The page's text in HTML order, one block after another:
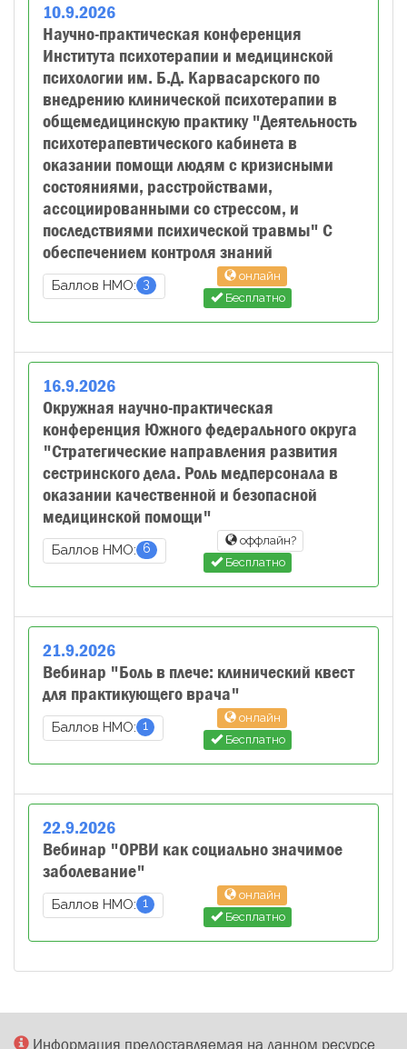
10.9.2026
Научно-практическая конференция
Института психотерапии и медицинской
психологии им. Б.Д. Карвасарского по
внедрению клинической психотерапии в
общемедицинскую практику "Деятельность
психотерапевтического кабинета в
оказании помощи людям с кризисными
состояниями, расстройствами,
ассоциированными со стрессом, и
последствиями психической травмы" С
обеспечением контроля знаний
Баллов НМО: 3
онлайн
Бесплатно
16.9.2026
Окружная научно-практическая
конференция Южного федерального округа
"Стратегические направления развития
сестринского дела. Роль медперсонала в
оказании качественной и безопасной
медицинской помощи"
Баллов НМО: 6
оффлайн?
Бесплатно
21.9.2026
Вебинар "Боль в плече: клинический квест
для практикующего врача"
Баллов НМО: 1
онлайн
Бесплатно
22.9.2026
Вебинар "ОРВИ как социально значимое
заболевание"
Баллов НМО: 1
онлайн
Бесплатно
Информация предоставляемая на данном ресурсе